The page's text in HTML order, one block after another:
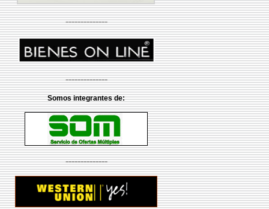
--------------
--------------
Somos integrantes de:
--------------